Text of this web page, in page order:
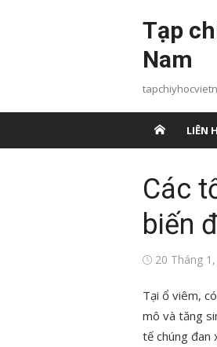
Tạp
Nam
LIÊN
Các
biến
Đăng20 Tháng
Tại ổ viêm,
mô và tăng
tế chúng đan